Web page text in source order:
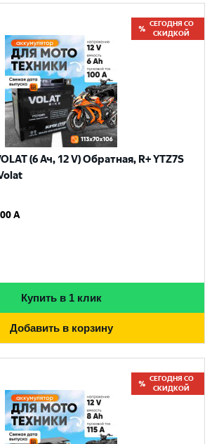
СЕГОДНЯ СО
СКИДКОЙ
(6 Ач, 12 V) Обратная, R+ YTZ7S
A
Купить в 1 клик
Добавить в корзину
СЕГОДНЯ СО
СКИДКОЙ